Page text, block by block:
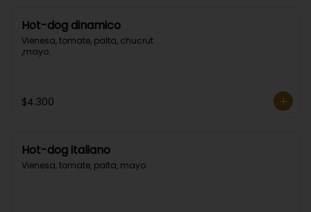
Hot-dog dinamico
Vienesa, tomate, palta, chucrut
,mayo.
$4.300
Hot-dog italiano
Vienesa, tomate, palta, mayo.